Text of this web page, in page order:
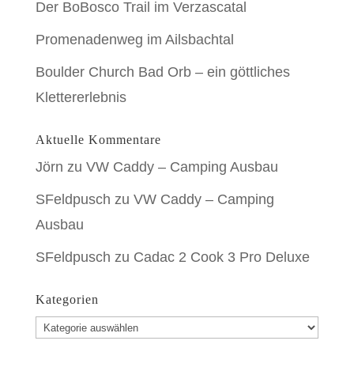
Der BoBosco Trail im Verzascatal
Promenadenweg im Ailsbachtal
Boulder Church Bad Orb – ein göttliches
Klettererlebnis
Aktuelle Kommentare
Jörn zu VW Caddy – Camping Ausbau
SFeldpusch zu VW Caddy – Camping
Ausbau
SFeldpusch zu Cadac 2 Cook 3 Pro Deluxe
Kategorien
Kategorien